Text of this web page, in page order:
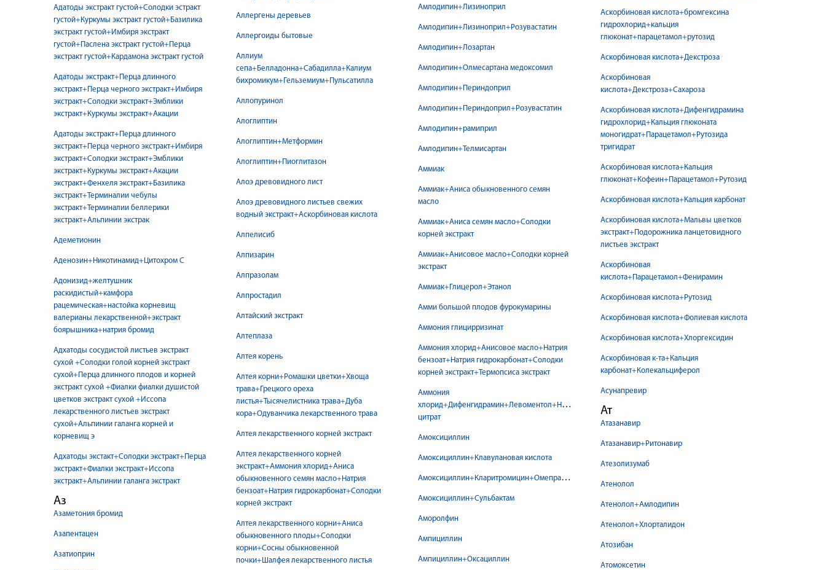
Адатоды экстракт густой+Солодки эстракт
густой+Куркумы экстракт густой+Базилика
экстракт густой+Имбиря экстракт
густой+Паслена экстракт густой+Перца
экстракт густой+Кардамона экстракт густой
Адатоды экстракт+Перца длинного
экстракт+Перца черного экстракт+Имбиря
экстракт+Солодки экстракт+Эмблики
экстракт+Куркумы экстракт+Акации
Адатоды экстракт+Перца длинного
экстракт+Перца черного экстракт+Имбиря
экстракт+Солодки экстракт+Эмблики
экстракт+Куркумы экстракт+Акации
экстракт+Фенхеля экстракт+Базилика
экстракт+Терминалии чебулы
экстракт+Терминалии беллерики
экстракт+Альпинии экстрак
Адеметионин
Аденозин+Никотинамид+Цитохром С
Адонизид+желтушник
раскидистый+камфора
рацемическая+настойка корневищ
валерианы лекарственной+экстракт
боярышника+натрия бромид
Адхатоды сосудистой листьев экстракт
сухой +Солодки голой корней экстракт
сухой+Перца длинного плодов и корней
экстракт сухой +Фиалки фиалки душистой
цветков экстракт сухой +Иссопа
лекарственного листьев экстракт
сухой+Альпинии галанга корней и
корневищ э
Адхатоды экстакт+Солодки экстракт+Перца
экстракт+Фиалки экстракт+Иссопа
экстракт+Альпинии галанга экстракт
Аз
Азаметония бромид
Азапентацен
Азатиоприн
Аллергены деревьев
Аллергоиды бытовые
Аллиум
сепа+Белладонна+Сабадилла+Калиум
бихромикум+Гельземиум+Пульсатилла
Аллопуринол
Алоглиптин
Алоглиптин+Метформин
Алоглиптин+Пиоглитазон
Алоэ древовидного лист
Алоэ древовидного листьев свежих
водный экстракт+Аскорбиновая кислота
Алпелисиб
Алпизарин
Алпразолам
Алпростадил
Алтайский экстракт
Алтеплаза
Алтея корень
Алтея корни+Ромашки цветки+Хвоща
трава+Грецкого ореха
листья+Тысячелистника трава+Дуба
кора+Одуванчика лекарственного трава
Алтея лекарственного корней экстракт
Алтея лекарственного корней
экстракт+Аммония хлорид+Аниса
обыкновенного семян масло+Натрия
бензоат+Натрия гидрокарбонат+Солодки
корней экстракт
Алтея лекарственного корни+Аниса
обыкновенного плоды+Солодки
корни+Сосны обыкновенной
почки+Шалфея лекарственного листья
Амлодипин+Лизиноприл
Амлодипин+Лизиноприл+Розувастатин
Амлодипин+Лозартан
Амлодипин+Олмесартана медоксомил
Амлодипин+Периндоприл
Амлодипин+Периндоприл+Розувастатин
Амлодипин+рамиприл
Амлодипин+Телмисартан
Аммиак
Аммиак+Аниса обыкновенного семян
масло
Аммиак+Аниса семян масло+Солодки
корней экстракт
Аммиак+Анисовое масло+Солодки корней
экстракт
Аммиак+Глицерол+Этанол
Амми большой плодов фурокумарины
Аммония глицирризинат
Аммония хлорид+Анисовое масло+Натрия
бензоат+Натрия гидрокарбонат+Солодки
корней экстракт+Термопсиса экстракт
Аммония
хлорид+Дифенгидрамин+Левоментол+Натрия
цитрат
Амоксициллин
Амоксициллин+Клавулановая кислота
Амоксициллин+Кларитромицин+Омепразол
Амоксициллин+Сульбактам
Аморолфин
Ампициллин
Ампициллин+Оксациллин
Аскорбиновая кислота+бромгексина
гидрохлорид+кальция
глюконат+парацетамол+рутозид
Аскорбиновая кислота+Декстроза
Аскорбиновая
кислота+Декстроза+Сахароза
Аскорбиновая кислота+Дифенгидрамина
гидрохлорид+Кальция глюконата
моногидрат+Парацетамол+Рутозида
тригидрат
Аскорбиновая кислота+Кальция
глюконат+Кофеин+Парацетамол+Рутозид
Аскорбиновая кислота+Кальция карбонат
Аскорбиновая кислота+Мальвы цветков
экстракт+Подорожника ланцетовидного
листьев экстракт
Аскорбиновая
кислота+Парацетамол+Фенирамин
Аскорбиновая кислота+Рутозид
Аскорбиновая кислота+Фолиевая кислота
Аскорбиновая кислота+Хлоргексидин
Аскорбиновая к-та+Кальция
карбонат+Колекальциферол
Асунапревир
Ат
Атазанавир
Атазанавир+Ритонавир
Атезолизумаб
Атенолол
Атенолол+Амлодипин
Атенолол+Хлорталидон
Атозибан
Атомоксетин